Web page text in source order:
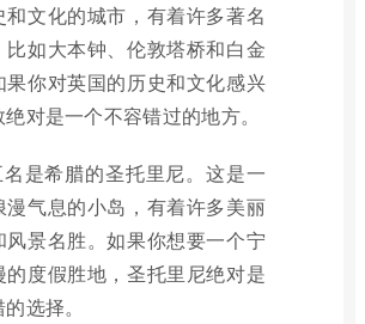
和文化的城市，有着许多著名
比如大本钟、伦敦塔桥和白金
果你对英国的历史和文化感兴
对是一个不容错过的地方。
是希腊的圣托里尼。这是一
漫气息的小岛，有着许多美丽
风景名胜。如果你想要一个宁
的度假胜地，圣托里尼绝对是
选择。